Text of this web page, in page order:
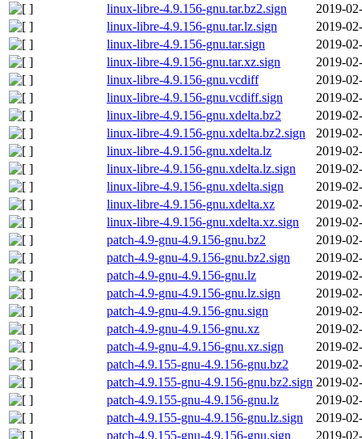
linux-libre-4.9.156-gnu.tar.bz2.sign
2019-
linux-libre-4.9.156-gnu.tar.lz.sign
2019-
linux-libre-4.9.156-gnu.tar.sign
2019-
linux-libre-4.9.156-gnu.tar.xz.sign
2019-
linux-libre-4.9.156-gnu.vcdiff
2019-
linux-libre-4.9.156-gnu.vcdiff.sign
2019-
linux-libre-4.9.156-gnu.xdelta.bz2
2019-
linux-libre-4.9.156-gnu.xdelta.bz2.sign
2019-
linux-libre-4.9.156-gnu.xdelta.lz
2019-
linux-libre-4.9.156-gnu.xdelta.lz.sign
2019-
linux-libre-4.9.156-gnu.xdelta.sign
2019-
linux-libre-4.9.156-gnu.xdelta.xz
2019-
linux-libre-4.9.156-gnu.xdelta.xz.sign
2019-
patch-4.9-gnu-4.9.156-gnu.bz2
2019-
patch-4.9-gnu-4.9.156-gnu.bz2.sign
2019-
patch-4.9-gnu-4.9.156-gnu.lz
2019-
patch-4.9-gnu-4.9.156-gnu.lz.sign
2019-
patch-4.9-gnu-4.9.156-gnu.sign
2019-
patch-4.9-gnu-4.9.156-gnu.xz
2019-
patch-4.9-gnu-4.9.156-gnu.xz.sign
2019-
patch-4.9.155-gnu-4.9.156-gnu.bz2
2019-
patch-4.9.155-gnu-4.9.156-gnu.bz2.sign 2019-
patch-4.9.155-gnu-4.9.156-gnu.lz
2019-
patch-4.9.155-gnu-4.9.156-gnu.lz.sign
2019-
patch-4.9.155-gnu-4.9.156-gnu.sign
2019-